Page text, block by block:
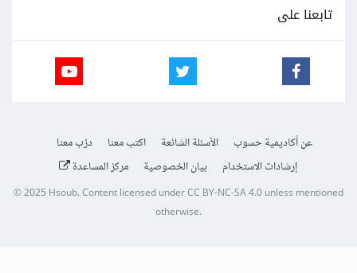
تابعنا على
عن أكاديمية حسوب الأسئلة الشائعة اكتب معنا
درّب معنا
إرشادات الاستخدام
بيان الخصوصية مركز المساعدة
© 2025Hsoub.Content licensed underCC BY-NC-SA 4.0unless mentioned
otherwise.